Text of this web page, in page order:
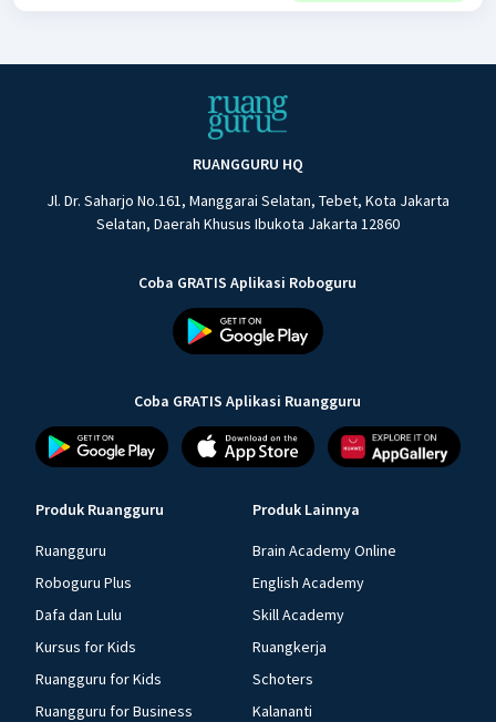
RUANGGURU HQ
Jl. Dr. Saharjo No.161, Manggarai Selatan, Tebet, Kota Jakarta
Selatan, Daerah Khusus Ibukota Jakarta 12860
Coba GRATIS Aplikasi Roboguru
Coba GRATIS Aplikasi Ruangguru
Produk Ruangguru
Ruangguru
Roboguru Plus
Dafa dan Lulu
Kursus for Kids
Ruangguru for Kids
Ruangguru for Business
Produk Lainnya
Brain Academy Online
English Academy
Skill Academy
Ruangkerja
Schoters
Kalananti